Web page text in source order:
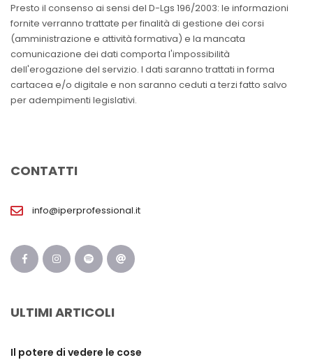
Presto il consenso ai sensi del D-Lgs 196/2003: le informazioni
fornite verranno trattate per finalità di gestione dei corsi
(amministrazione e attività formativa) e la mancata
comunicazione dei dati comporta l'impossibilità
dell'erogazione del servizio. I dati saranno trattati in forma
cartacea e/o digitale e non saranno ceduti a terzi fatto salvo
per adempimenti legislativi.
CONTATTI
info@iperprofessional.it
ULTIMI ARTICOLI
Il potere di vedere le cose